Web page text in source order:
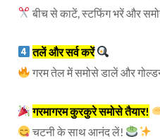
बीच से काटें, स्टफिंग भरें और
तलें और सर्व करें
गरम तेल में समोसे डालें और
गरमागरम कुरकुरे समोसे तैयार!
चटनी के साथ आनंद लें!